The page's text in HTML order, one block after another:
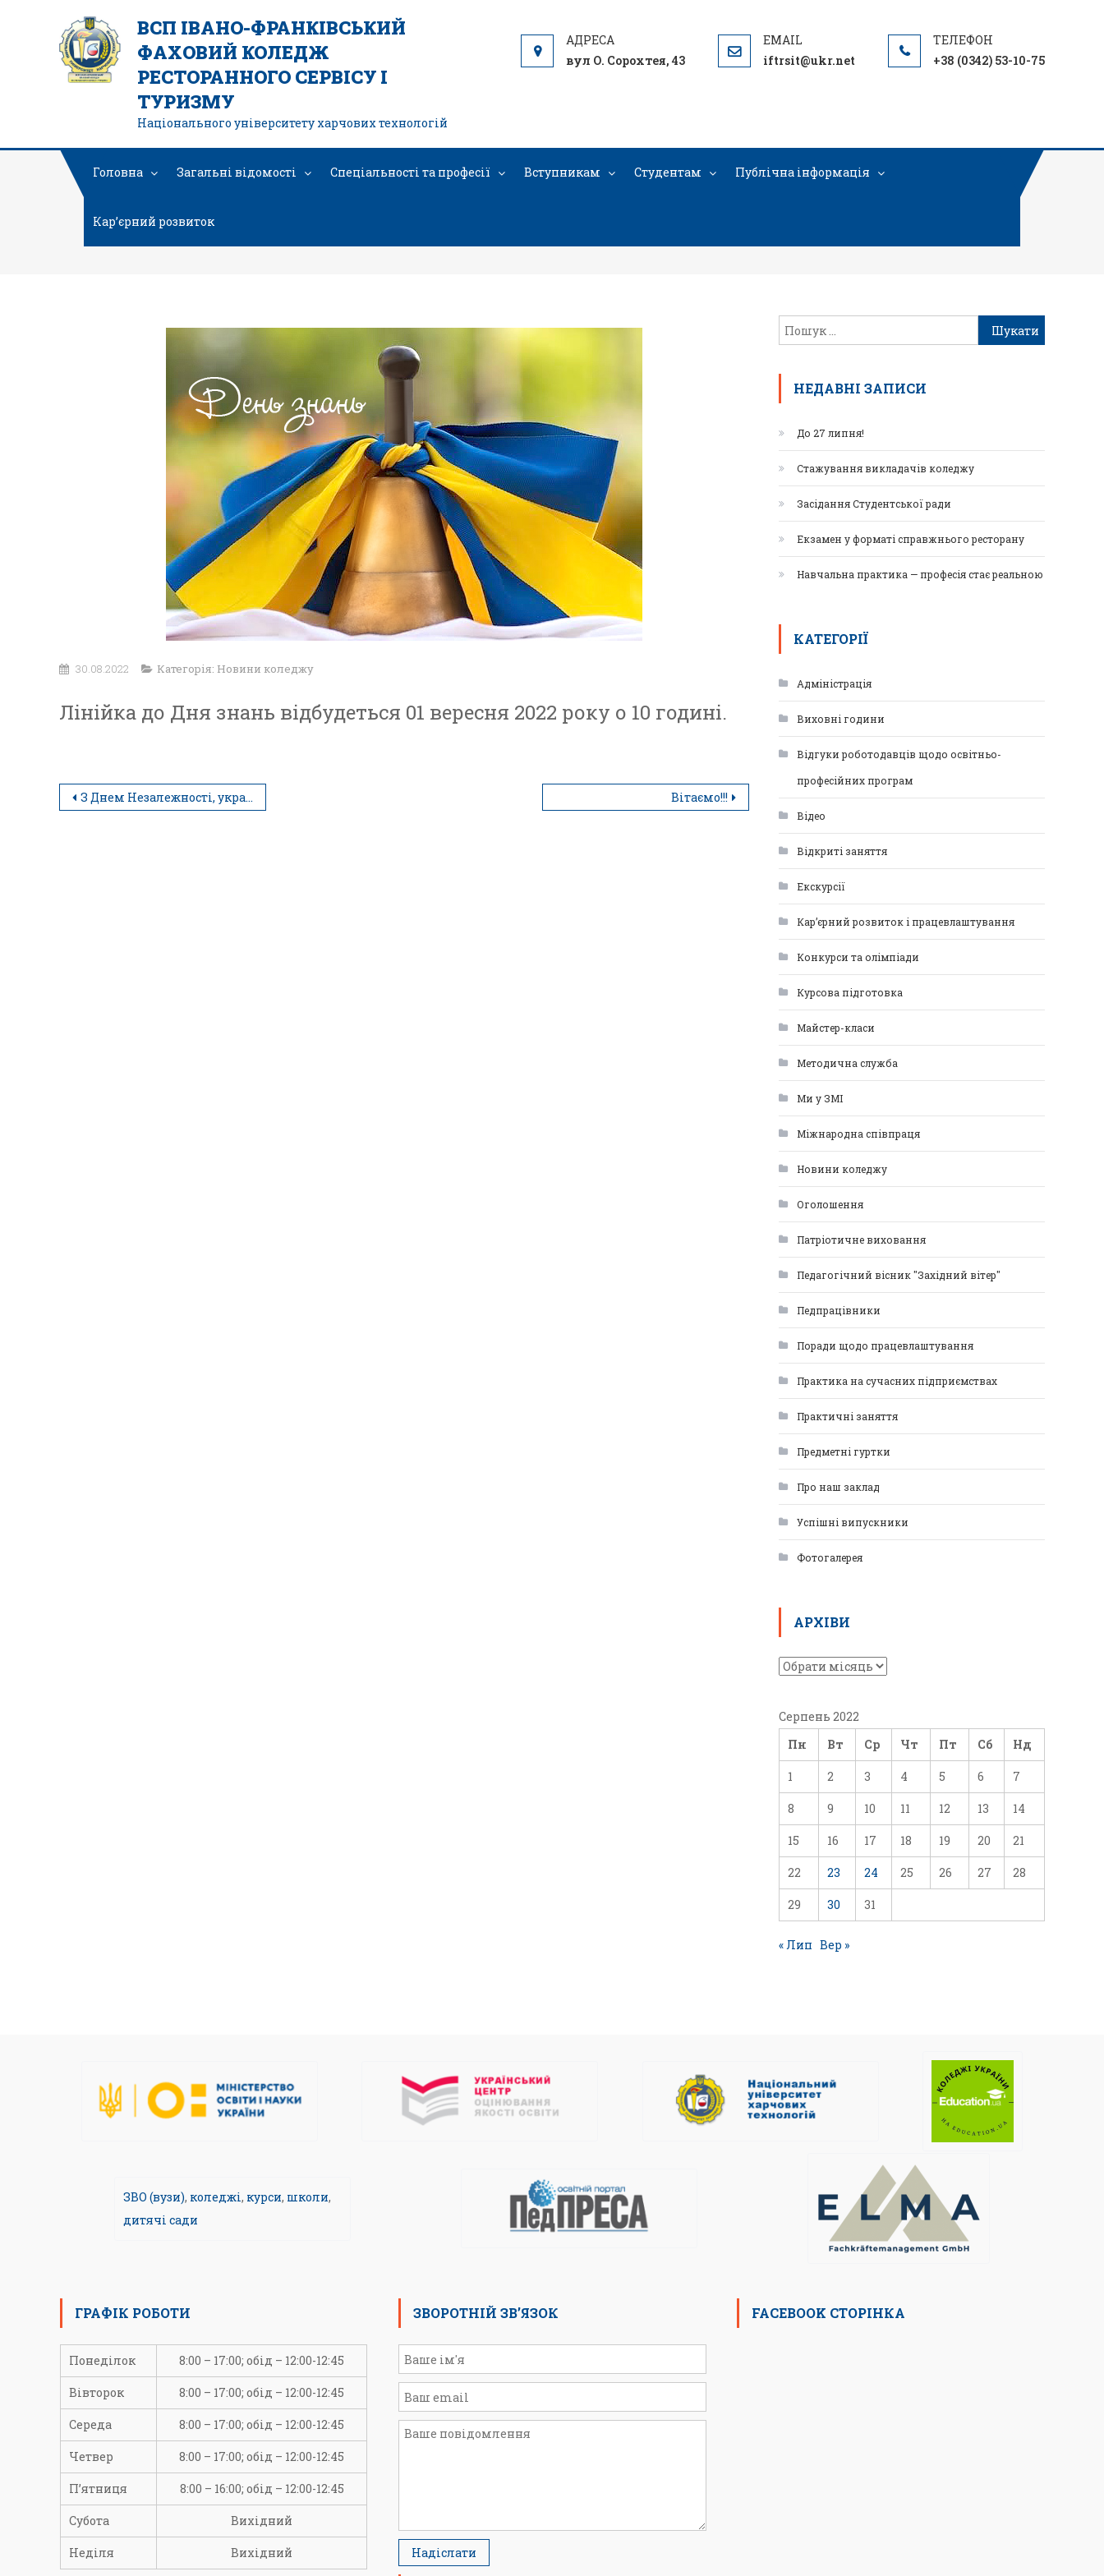
ВСП ІВАНО-ФРАНКІВСЬКИЙ
ФАХОВИЙ КОЛЕДЖ
РЕСТОРАННОГО СЕРВІСУ І
ТУРИЗМУ
Національного університету харчових технологій
вул О. Сорохтея, 43 iftrsit@ukr.net +38 (0342) 53-10-75
Головна Загальні відомості Спеціальності та професії Вступникам Студентам Публічна інформація
Кар’єрний розвиток
30.08.2022 Категорія: Новини коледжу
Лінійка до Дня знань відбудеться 01 вересня 2022 року о 10 годині.
З Днем Незалежності, українці! Вітаємо!!!
НЕДАВНІ ЗАПИСИ
До 27 липня!
Стажування викладачів коледжу
Засідання Студентської ради
Екзамен у форматі справжнього ресторану
Навчальна практика — професія стає реальною
КАТЕГОРІЇ
Адміністрація
Виховні години
Відгуки роботодавців щодо освітньо-
професійних програм
Відео
Відкриті заняття
Екскурсії
Кар’єрний розвиток і працевлаштування
Конкурси та олімпіади
Курсова підготовка
Майстер-класи
Методична служба
Ми у ЗМІ
Міжнародна співпраця
Новини коледжу
Оголошення
Патріотичне виховання
Педагогічний вісник "Західний вітер"
Педпрацівники
Поради щодо працевлаштування
Практика на сучасних підприємствах
Практичні заняття
Предметні гуртки
Про наш заклад
Успішні випускники
Фотогалерея
АРХІВИ
Серпень 2022
Пн
Вт Ср Чт Пт Сб Нд
1 2 3 4 5 6 7
8 9 10 11 12 13 14
15 16 17 18 19 20 21
22 23 24 25 26 27 28
29 30 31
« Лип Вер »
ЗВО (вузи), коледжі, курси, школи,
дитячі сади
ГРАФІК РОБОТИ
Понеділок 8:00 – 17:00; обід – 12:00-12:45
Вівторок 8:00 – 17:00; обід – 12:00-12:45
Середа 8:00 – 17:00; обід – 12:00-12:45
Четвер 8:00 – 17:00; обід – 12:00-12:45
П’ятниця 8:00 – 16:00; обід – 12:00-12:45
Субота Вихідний
Неділя Вихідний
ЗВОРОТНІЙ ЗВ’ЯЗОК FACEBOOK СТОРІНКА